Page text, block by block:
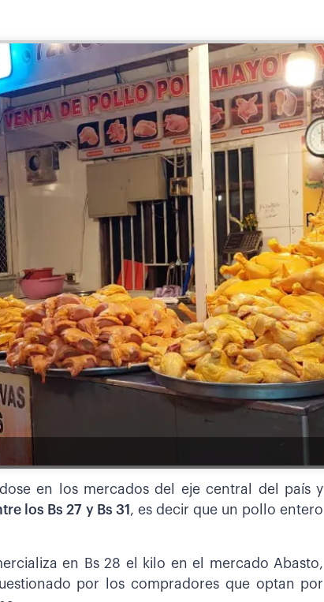
en los mercados del eje central del país y
los Bs 27 y Bs 31 , es decir que un pollo entero
en Bs 28 el kilo en el mercado Abasto,
por los compradores que optan por